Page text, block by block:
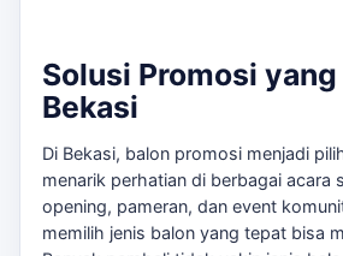
Solusi Promosi
Bekasi
Di Bekasi, balon promosi menjadi
menarik perhatian di berbagai acara
opening, pameran, dan event
memilih jenis balon yang tepat bisa